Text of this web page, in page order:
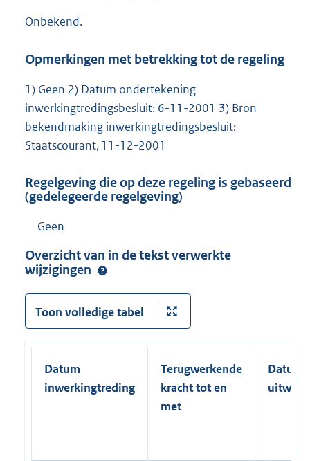
Onbekend.
Opmerkingen met betrekking tot de regeling
1) Geen 2) Datum ondertekening
inwerkingtredingsbesluit: 6-11-2001 3) Bron
bekendmaking inwerkingtredingsbesluit:
Staatscourant, 11-12-2001
Regelgeving die op deze regeling is gebaseerd
(gedelegeerde regelgeving)
Geen
Overzicht van in de tekst verwerkte
wijzigingen
Toon volledige tabel
Datum
inwerkingtreding
Terugwerkende
kracht tot en
met
Datum